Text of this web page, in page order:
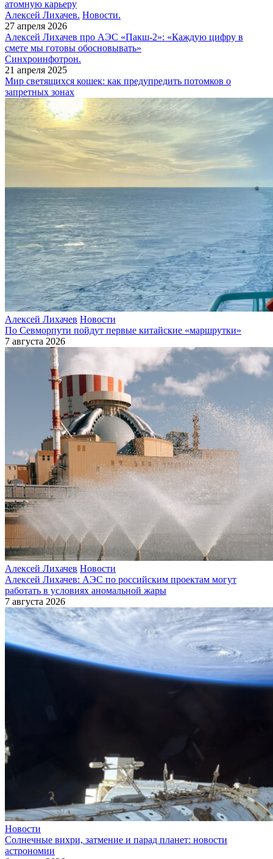
атомную карьеру
Алексей Лихачев. Новости.
27 апреля 2026
Алексей Лихачев про АЭС «Пакш-2»: «Каждую цифру в
смете мы готовы обосновывать»
Синхроинфотрон.
21 апреля 2025
Мир светящихся кошек: как предупредить потомков о
запретных зонах
Алексей Лихачев Новости
По Севморпути пойдут первые китайские «маршрутки»
7 августа 2026
Алексей Лихачев Новости
Алексей Лихачев: АЭС по российским проектам могут
работать в условиях аномальной жары
7 августа 2026
Новости
Солнечные вихри, затмение и парад планет: новости
астрономии